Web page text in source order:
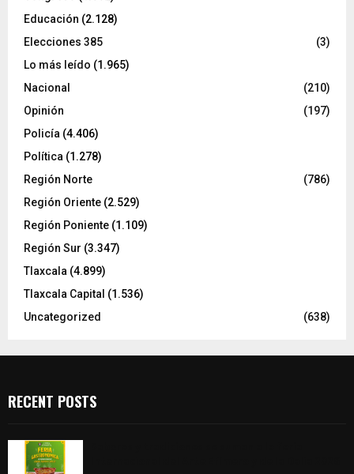
Educación (2.128)
Elecciones 385
(3)
Lo más leído (1.965)
Nacional
(210)
Opinión
(197)
Policía (4.406)
Política (1.278)
Región Norte
(786)
Región Oriente (2.529)
Región Poniente (1.109)
Región Sur (3.347)
Tlaxcala (4.899)
Tlaxcala Capital (1.536)
Uncategorized
(638)
RECENT POSTS